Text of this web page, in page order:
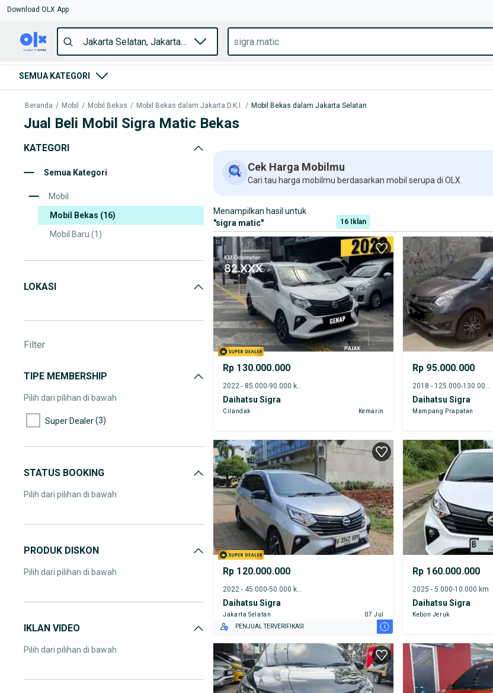
Download OLX App
SEMUA KATEGORI
Beranda / Mobil / Mobil Bekas / Mobil Bekas dalam Jakarta D.K.I. / Mobil Bekas dalam Jakarta Selatan
Jual Beli Mobil Sigra Matic Bekas
KATEGORI
Semua Kategori
Mobil
Mobil Bekas (16)
Mobil Baru (1)
LOKASI
Filter
TIPE MEMBERSHIP
Pilih dari pilihan di bawah
Super Dealer(3)
STATUS BOOKING
Pilih dari pilihan di bawah
PRODUK DISKON
Pilih dari pilihan di bawah
IKLAN VIDEO
Pilih dari pilihan di bawah
Cek Harga Mobilmu
Cari tau harga mobilmu berdasarkan mobil serupa di OLX.
Menampilkan hasil untuk
"sigra matic" 16 Iklan
Rp 130.000.000
Daihatsu Sigra
Cilandak Kemarin
Rp 95.000.000
Daihatsu Sigra
Mampang Prapatan
Rp 120.000.000
Daihatsu Sigra
Jakarta Selatan
07 Jul
PENJUAL TERVERIFIKASI
i
Rp 160.000.000
2025 - 5.000-10.000 km
Daihatsu Sigra
Kebon Jeruk